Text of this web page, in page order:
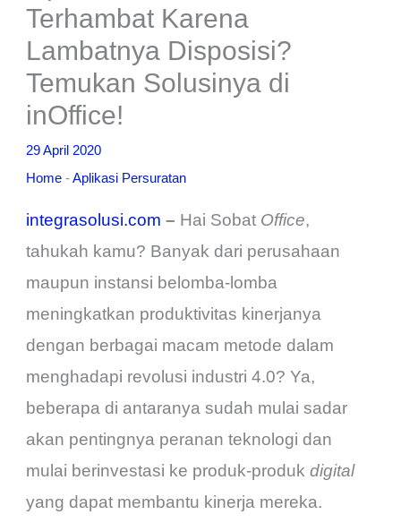
Terhambat Karena
Lambatnya Disposisi?
Temukan Solusinya di
inOffice!
29 April 2020
Home -Aplikasi Persuratan
integrasolusi.com – Hai Sobat Office,
tahukah kamu? Banyak dari perusahaan
maupun instansi belomba-lomba
meningkatkan produktivitas kinerjanya
dengan berbagai macam metode dalam
menghadapi revolusi industri 4.0? Ya,
beberapa di antaranya sudah mulai sadar
akan pentingnya peranan teknologi dan
mulai berinvestasi ke produk-produkdigital
yang dapat membantu kinerja mereka.